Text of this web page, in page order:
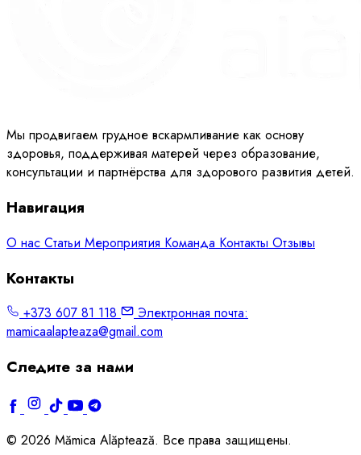
Мы продвигаем грудное вскармливание как основу
здоровья, поддерживая матерей через образование,
консультации и партнёрства для здорового развития детей.
Навигация
О нас Статьи Мероприятия Команда Контакты Отзывы
Контакты
+373 607 81 118
Электронная почта:
mamicaalapteaza@gmail.com
Следите за нами
© 2026 Mămica Alăptează. Все права защищены.